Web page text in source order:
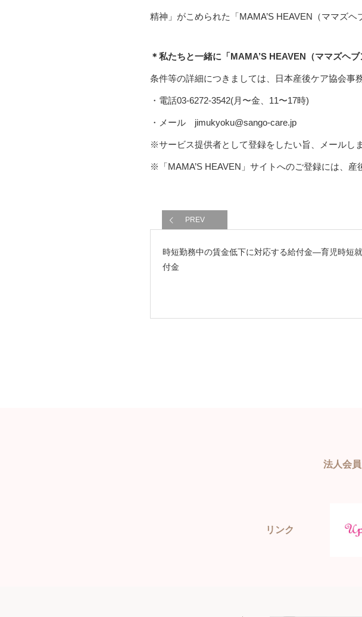
精神」がこめられた「MAMA’S HEAVEN（ママズ
＊私たちと一緒に「MAMA’S HEAVEN（ママズヘ
条件等の詳細につきましては、日本産後ケア協会事
・電話03-6272-3542(月〜金、11〜17時)
・メール jimukyoku@sango-care.jp
※サービス提供者として登録をしたい旨、メールし
※「MAMA’S HEAVEN」サイトへのご登録には、産
PREV
時短勤務中の賃金低下に対応する給付金―育児時短
付金
法人会員
リンク